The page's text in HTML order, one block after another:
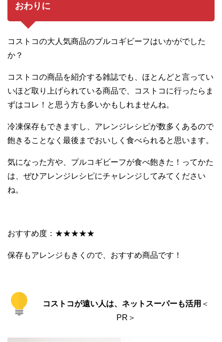
おわりに
コストコの大人気商品のプルコギビーフはいかがでした
か？
コストコの商品を紹介する雑誌でも、ほとんどと言ってい
いほど取り上げられている商品で、コストコに行ったらま
ずはコレ！と思う方も多いかもしれませんね。
冷凍保存もできますし、アレンジレシピが数多くあるので
飽きることなく最後までおいしく食べられると思います。
気になった方や、プルコギビーフが食べ飽きた！ってかた
は、ぜひアレンジレシピにチャレンジしてみてください
ね。
おすすめ度：★★★★★
保存もアレンジもきくので、おすすめ商品です！
コストコが遠い人は、ネットスーパーも活用 ＜
PR＞